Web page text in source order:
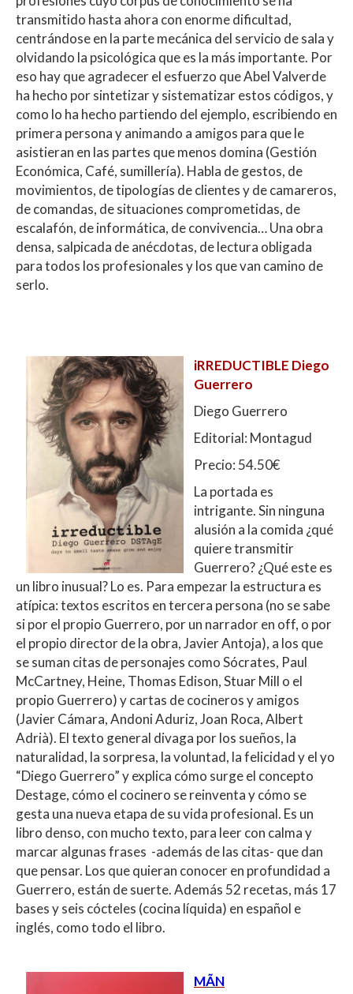
transmitido hasta ahora con enorme dificultad,
centrándose en la parte mecánica del servicio de sala y
olvidando la psicológica que es la más importante. Por
eso hay que agradecer el esfuerzo que Abel Valverde
ha hecho por sintetizar y sistematizar estos códigos, y
como lo ha hecho partiendo del ejemplo, escribiendo en
primera persona y animando a amigos para que le
asistieran en las partes que menos domina (Gestión
Económica, Café, sumillería). Habla de gestos, de
movimientos, de tipologías de clientes y de camareros,
de comandas, de situaciones comprometidas, de
escalafón, de informática, de convivencia… Una obra
densa, salpicada de anécdotas, de lectura obligada
para todos los profesionales y los que van camino de
serlo.
iRREDUCTIBLE Diego
Guerrero
Diego Guerrero
Editorial: Montagud
Precio: 54.50€
La portada es
intrigante. Sin ninguna
alusión a la comida ¿qué
quiere transmitir
Guerrero? ¿Qué este es
un libro inusual? Lo es. Para empezar la estructura es
atípica: textos escritos en tercera persona (no se sabe
si por el propio Guerrero, por un narrador en off, o por
el propio director de la obra, Javier Antoja), a los que
se suman citas de personajes como Sócrates, Paul
McCartney, Heine, Thomas Edison, Stuar Mill o el
propio Guerrero) y cartas de cocineros y amigos
(Javier Cámara, Andoni Aduriz, Joan Roca, Albert
Adrià). El texto general divaga por los sueños, la
naturalidad, la sorpresa, la voluntad, la felicidad y el yo
“Diego Guerrero” y explica cómo surge el concepto
Destage, cómo el cocinero se reinventa y cómo se
gesta una nueva etapa de su vida profesional. Es un
libro denso, con mucho texto, para leer con calma y
marcar algunas frases -además de las citas- que dan
que pensar. Los que quieran conocer en profundidad a
Guerrero, están de suerte. Además 52 recetas, más 17
bases y seis cócteles (cocina líquida) en español e
inglés, como todo el libro.
MÃN